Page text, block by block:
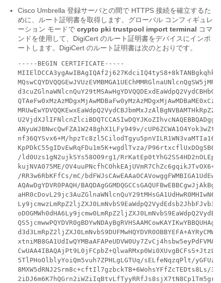
Cisco Umbrella 登録サーバとの間で HTTPS 接続を確立するた
めに、ルート証明書を取得します。グローバル コンフィギュレ
ーション モードで crypto pki trustpool import terminal コマ
ンドを使用して、DigiCert のルート証明書をデバイスにインポ
ートします。DigiCert のルート証明書は次のとおりです。
-----BEGIN CERTIFICATE-----
ANyuWJBNwcQwFZA1W248ghX1LFy949v/
nf36QYSvx6+M/
KpPDkC55gIDvEwRqFDu1m5K+wgdlTvza/
/ld0Uzs1gN2ujkSYs58O09rg1/
kujNVA075ME/
/RR3w6RbKFfCs/mC/
AQAwDgYDVR0PAQH/
5TlPHoOlblyYoiQm5vuh7ZPHLgLGTUq/sELfeNqzqPlt/
8MXW5dRNJ2Srm8c+cftIl7gzbckTB+6WohsYFfZcTEDts8Ls/